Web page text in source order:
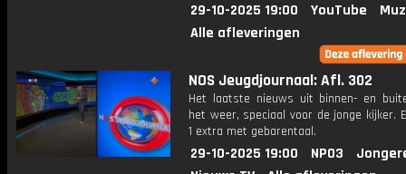
29-10-2025 19:00 YouTube
Alle afleveringen
NOS Jeugdjournaal: Afl. 302
Het laatste nieuws uit binnen- en
het weer, speciaal voor de jonge kijker.
1 extra met gebarentaal.
29-10-2025 19:00 NPO3